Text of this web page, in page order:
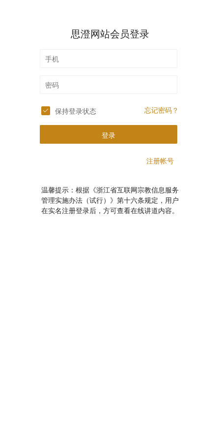
思澄网站会员登录
保持登录状态 忘记密码？
登录
注册帐号
温馨提示：根据《浙江省互联网宗教信息服务
管理实施办法（试行）》第十六条规定，用户
在实名注册登录后，方可查看在线讲道内容。